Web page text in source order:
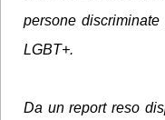
persone
LGBT+.
Da un report reso